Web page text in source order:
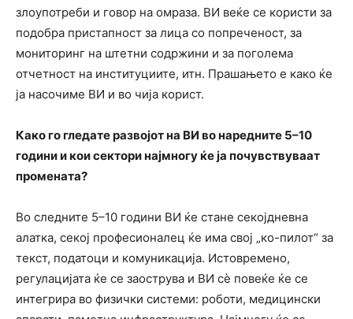
злоупотреби и говор на омраза. ВИ веќе се користи за
подобра пристапност за лица со попреченост, за
мониторинг на штетни содржини и за поголема
отчетност на институциите, итн. Прашањето е како ќе
ја насочиме ВИ и во чија корист.
Како го гледате развојот на ВИ во наредните 5–10
години и кои сектори најмногу ќе ја почувствуваат
промената?
Во следните 5–10 години ВИ ќе стане секојдневна
алатка, секој професионалец ќе има свој „ко-пилот“ за
текст, податоци и комуникација. Истовремено,
регулацијата ќе се заострува и ВИ сè повеќе ќе се
интегрира во физички системи: роботи, медицински